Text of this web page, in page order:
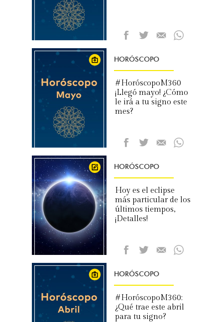
HORÓSCOPO
#HoróscopoM360
¡Llegó mayo! ¿Cómo
le irá a tu signo este
mes?
HORÓSCOPO
Hoy es el eclipse
más particular de los
últimos tiempos,
¡Detalles!
HORÓSCOPO
#HoróscopoM360:
¿Qué trae este abril
para tu signo?